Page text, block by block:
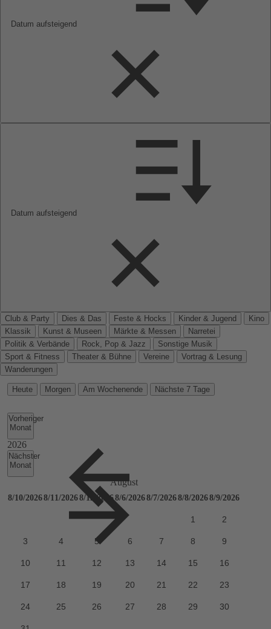
Datum aufsteigend
Datum aufsteigend
Club & Party Dies & Das Feste & Hocks Kinder & Jugend
Kino
Klassik
Kunst & Museen Märkte & Messen
Narretei
Politik & Verbände
Rock, Pop & Jazz
Sonstige Musik
Sport & Fitness
Theater & Bühne Vereine
Vortrag & Lesung
Wanderungen
Heute Morgen Am Wochenende Nächste 7 Tage
Vorheriger
Monat
Nächster
Monat